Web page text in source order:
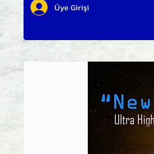
Üye Girişi